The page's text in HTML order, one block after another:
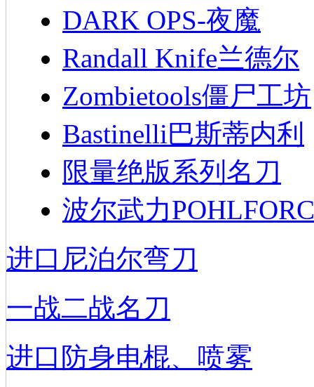
DARK OPS-夜魔
Randall Knife兰德尔
Zombietools僵尸工坊
Bastinelli巴斯蒂内利
限量绝版系列名刀
波尔武力
进口尼泊尔弯刀
一战二战名刀
进口防身电棍、喷雾